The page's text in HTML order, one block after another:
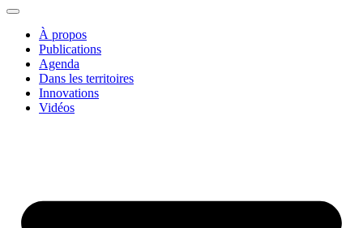
À propos
Publications
Agenda
Dans les territoires
Innovations
Vidéos